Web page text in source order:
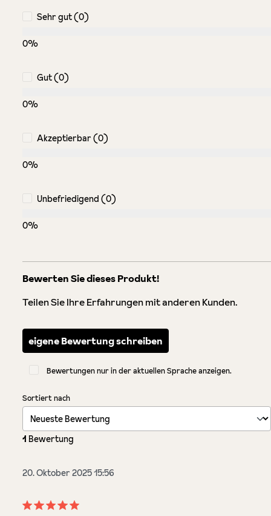
Sehr gut (0)
0%
Gut (0)
0%
Akzeptierbar (0)
0%
Unbefriedigend (0)
0%
Bewerten Sie dieses Produkt!
Teilen Sie Ihre Erfahrungen mit anderen Kunden.
eigene Bewertung schreiben
Bewertungen nur in der aktuellen Sprache anzeigen.
Sortiert nach
1 Bewertung
20. Oktober 2025 15:56